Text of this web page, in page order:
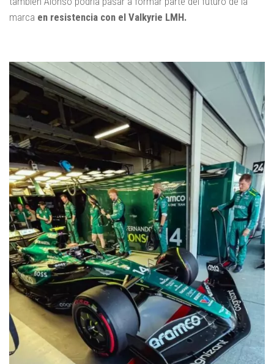
marca en resistencia con el Valkyrie LMH.